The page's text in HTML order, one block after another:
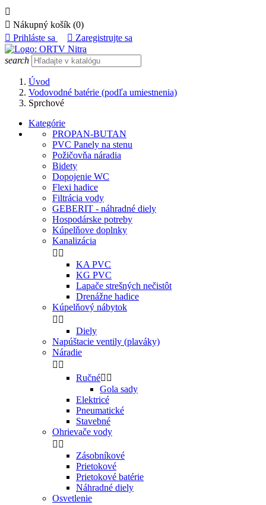

 Nákupný košík (0)
 Prihláste sa  Zaregistrujte sa
search
Úvod
Vodovodné batérie (podľa umiestnenia)
Sprchové
Kategórie
PROPAN-BUTAN
PVC Panely na stenu
Požičovňa náradia
Bidety
Dopojenie WC
Flexi hadice
Filtrácia vody
GEBERIT - náhradné diely
Hospodárske potreby
Kúpelňove doplnky
Kanalizácia
 
KA PVC
KG PVC
Lapače strešných nečistôt
Drenážne hadice
Kúpelňový nábytok
 
Diely
Napúštacie ventily (plaváky)
Náradie
 
Ručné 
Gola sady
Elektricé
Pneumatické
Stavebné
Ohrievače vody
 
Zásobníkové
Prietokové
Prietokové batérie
Náhradné diely
Osvetlenie